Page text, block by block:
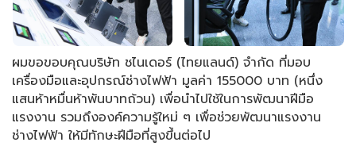
ผมขอขอบคุณบริษัท ชไนเดอร์ (ไทยแลนด์) จำกัด ที่มอบ
เครื่องมือและอุปกรณ์ช่างไฟฟ้า มูลค่า 155000 บาท (หนึ่ง
แสนห้าหมื่นห้าพันบาทถ้วน) เพื่อนำไปใช้ในการพัฒนาฝีมือ
แรงงาน รวมถึงองค์ความรู้ใหม่ ๆ เพื่อช่วยพัฒนาแรงงาน
ช่างไฟฟ้า ให้มีทักษะฝีมือที่สูงขึ้นต่อไป